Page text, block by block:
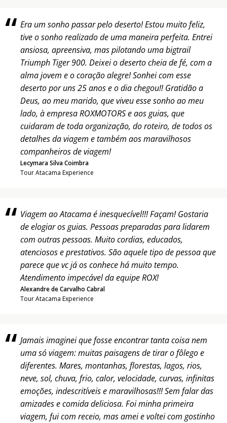
Era um sonho passar pelo deserto! Estou muito feliz,
tive o sonho realizado de uma maneira perfeita. Entrei
ansiosa, apreensiva, mas pilotando uma bigtrail
Triumph Tiger 900. Deixei o deserto cheia de fé, com a
alma jovem e o coração alegre! Sonhei com esse
deserto por uns 25 anos e o dia chegou!! Gratidão a
Deus, ao meu marido, que viveu esse sonho ao meu
lado, à empresa ROXMOTORS e aos guias, que
cuidaram de toda organização, do roteiro, de todos os
detalhes da viagem e também aos maravilhosos
companheiros de viagem!
Lecymara Silva Coimbra
Tour Atacama Experience
Viagem ao Atacama é inesquecível!!! Façam! Gostaria
de elogiar os guias. Pessoas preparadas para lidarem
com outras pessoas. Muito cordias, educados,
atenciosos e prestativos. São aquele tipo de pessoa que
parece que vc já os conhece há muito tempo.
Atendimento impecável da equipe ROX!
Alexandre de Carvalho Cabral
Tour Atacama Experience
Jamais imaginei que fosse encontrar tanta coisa nem
uma só viagem: muitas paisagens de tirar o fôlego e
diferentes. Mares, montanhas, florestas, lagos, rios,
neve, sol, chuva, frio, calor, velocidade, curvas, infinitas
emoções, indescritíveis e maravilhosas!!! Sem falar das
amizades e comida deliciosa. Foi minha primeira
viagem, fui com receio, mas amei e voltei com gostinho